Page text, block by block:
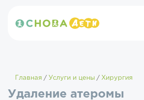
Главная Услуги и цены Хирургия
Удаление атеромы